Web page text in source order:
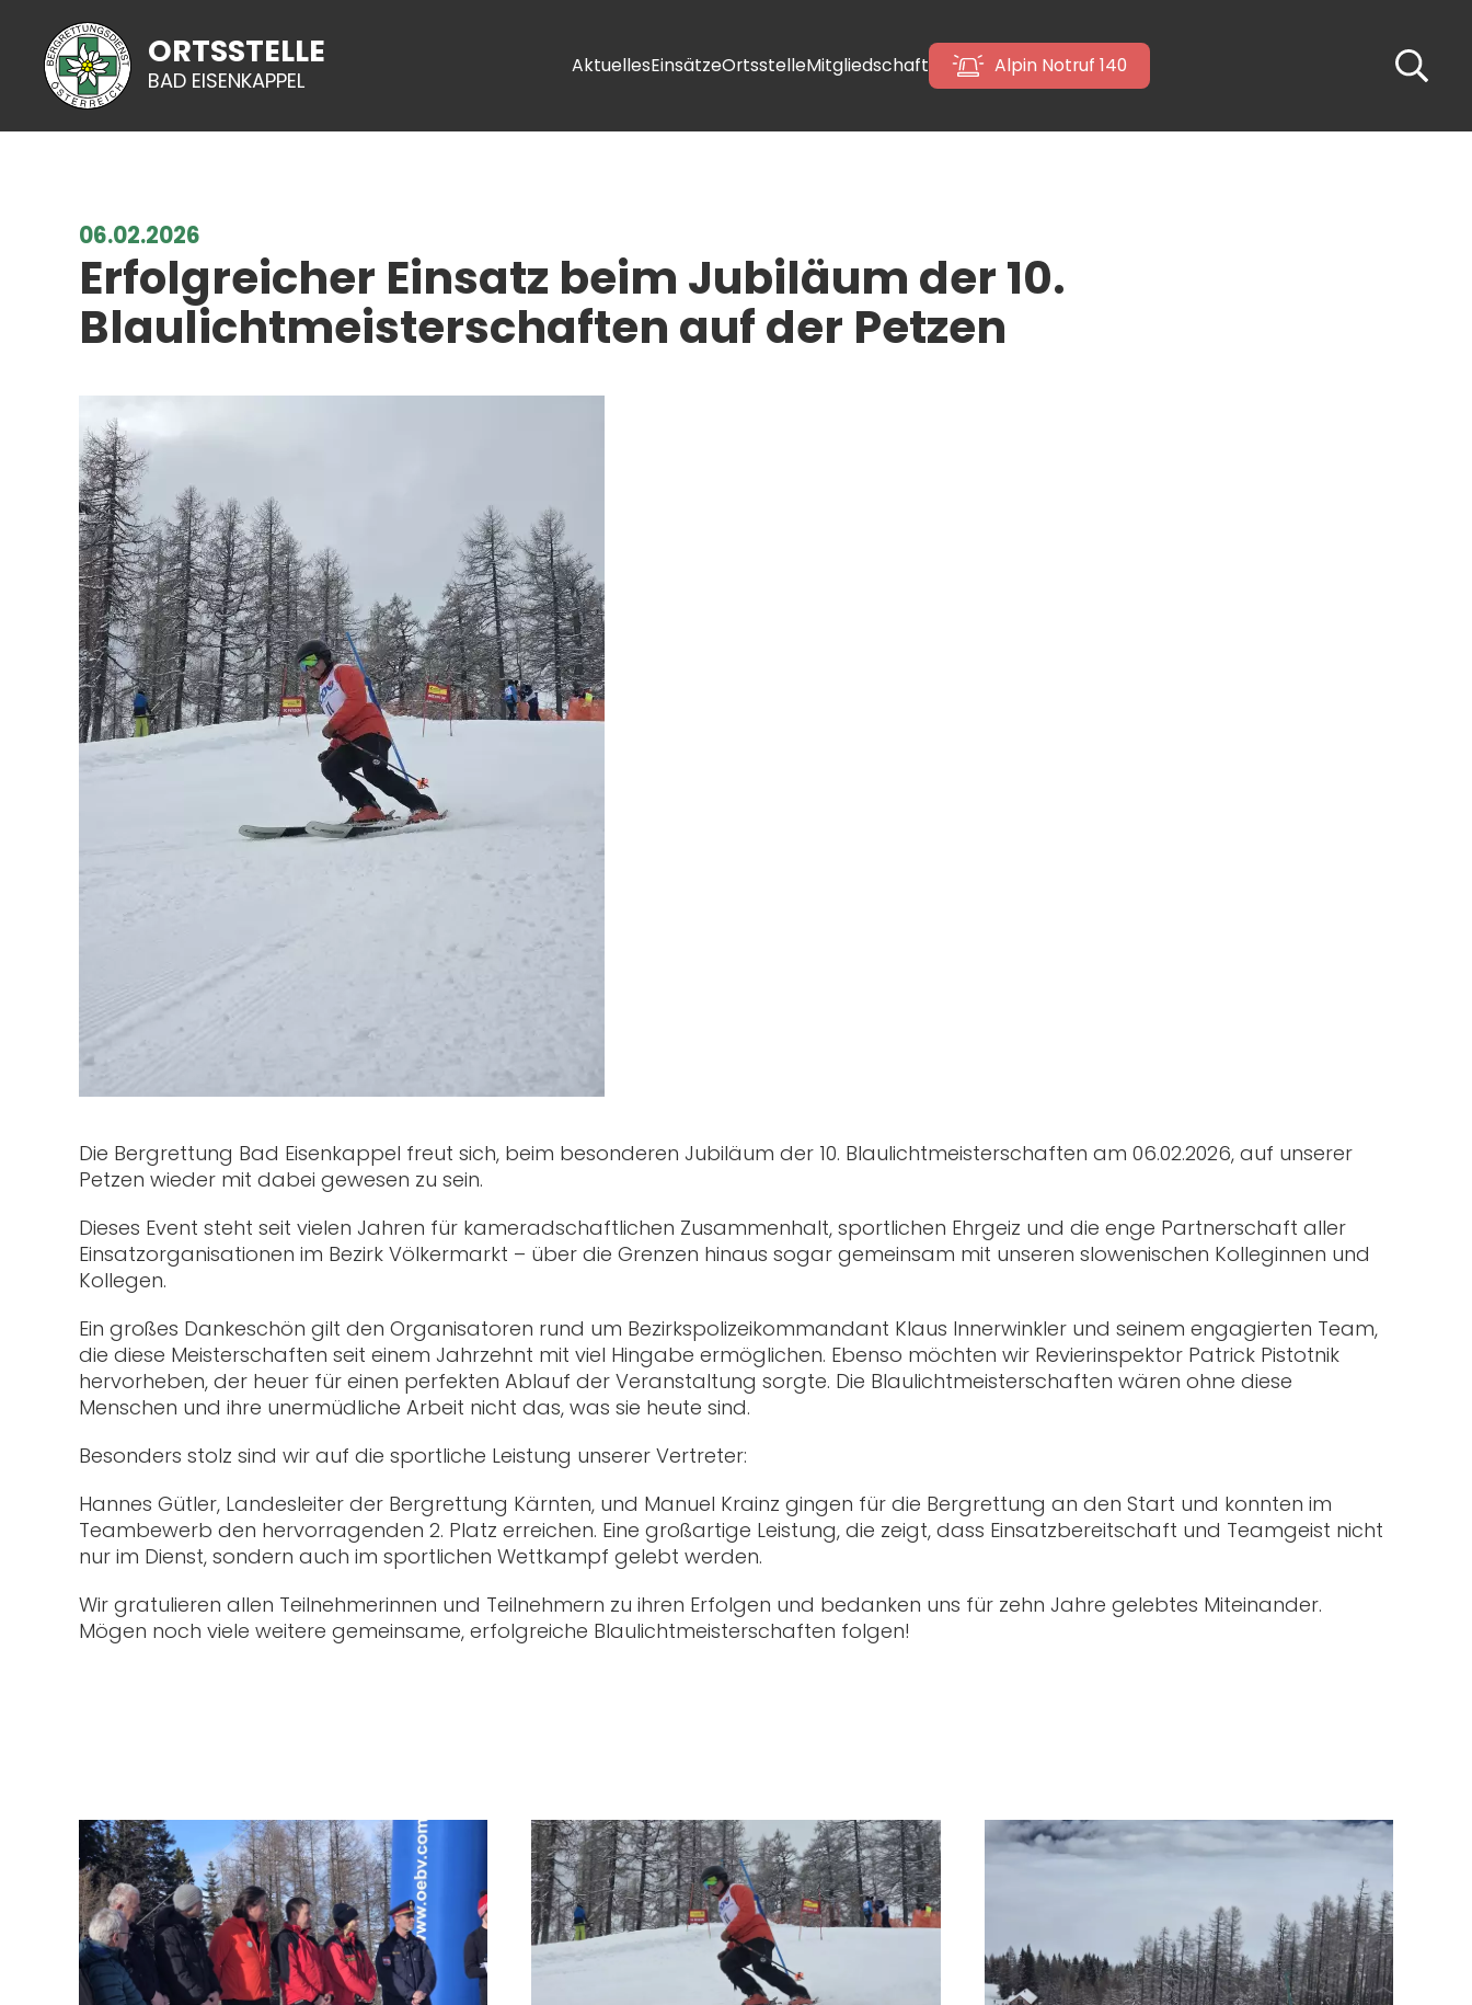
ORTSSTELLE
BAD EISENKAPPEL
AktuellesEinsätzeOrtsstelleMitgliedschaft Alpin Notruf 140
06.02.2026
Erfolgreicher Einsatz beim Jubiläum der 10.
Blaulichtmeisterschaften auf der Petzen
Die Bergrettung Bad Eisenkappel freut sich, beim besonderen Jubiläum der 10. Blaulichtmeisterschaften am 06.02.2026, auf unserer
Petzen wieder mit dabei gewesen zu sein.
Dieses Event steht seit vielen Jahren für kameradschaftlichen Zusammenhalt, sportlichen Ehrgeiz und die enge Partnerschaft aller
Einsatzorganisationen im Bezirk Völkermarkt – über die Grenzen hinaus sogar gemeinsam mit unseren slowenischen Kolleginnen und
Kollegen.
Ein großes Dankeschön gilt den Organisatoren rund um Bezirkspolizeikommandant Klaus Innerwinkler und seinem engagierten Team,
die diese Meisterschaften seit einem Jahrzehnt mit viel Hingabe ermöglichen. Ebenso möchten wir Revierinspektor Patrick Pistotnik
hervorheben, der heuer für einen perfekten Ablauf der Veranstaltung sorgte. Die Blaulichtmeisterschaften wären ohne diese
Menschen und ihre unermüdliche Arbeit nicht das, was sie heute sind.
Besonders stolz sind wir auf die sportliche Leistung unserer Vertreter:
Hannes Gütler, Landesleiter der Bergrettung Kärnten, und Manuel Krainz gingen für die Bergrettung an den Start und konnten im
Teambewerb den hervorragenden 2. Platz erreichen. Eine großartige Leistung, die zeigt, dass Einsatzbereitschaft und Teamgeist nicht
nur im Dienst, sondern auch im sportlichen Wettkampf gelebt werden.
Wir gratulieren allen Teilnehmerinnen und Teilnehmern zu ihren Erfolgen und bedanken uns für zehn Jahre gelebtes Miteinander.
Mögen noch viele weitere gemeinsame, erfolgreiche Blaulichtmeisterschaften folgen!